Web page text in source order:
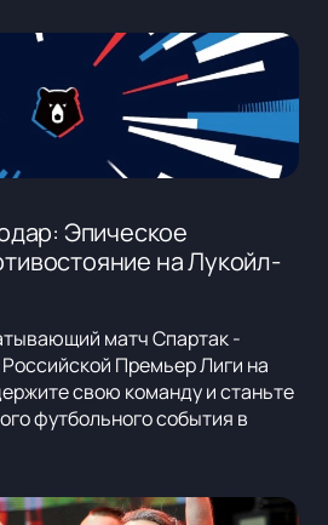
Эпическое
на Лукойл-
матч Спартак -
Премьер Лиги на
свою команду и станьте
футбольного события в